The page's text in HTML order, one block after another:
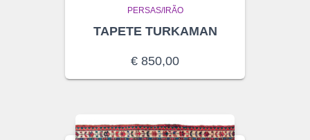
PERSAS/IRÃO
TAPETE TURKAMAN
€ 850,00